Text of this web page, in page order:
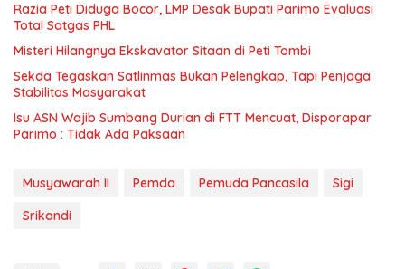
Razia Peti Diduga Bocor, LMP Desak Bupati Parimo Evaluasi
Total Satgas PHL
Misteri Hilangnya Ekskavator Sitaan di Peti Tombi
Sekda Tegaskan Satlinmas Bukan Pelengkap, Tapi Penjaga
Stabilitas Masyarakat
Isu ASN Wajib Sumbang Durian di FTT Mencuat, Disporapar
Parimo : Tidak Ada Paksaan
Musyawarah II Pemda Pemuda Pancasila
Sigi
Srikandi